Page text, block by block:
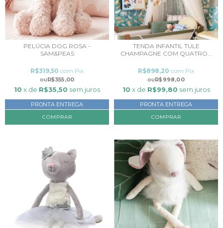
PELÚCIA DOG ROSA -
SAM&PEAS
R$355,00
R$319,50 com Pix
10 x de R$35,50 sem juros
PRONTA ENTREGA
TENDA INFANTIL TULE
CHAMPAGNE COM QUATRO...
R$998,00
R$898,20 com Pix
10 x de R$99,80 sem juros
PRONTA ENTREGA